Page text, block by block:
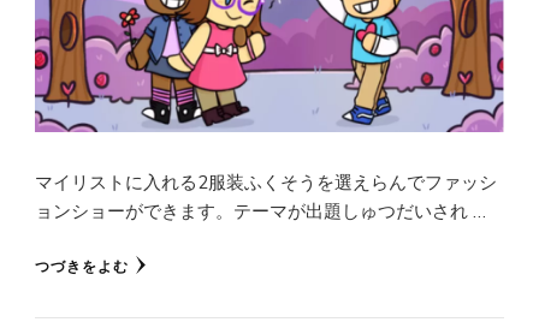
マイリストに入れる2服装ふくそうを選えらんでファッシ
ョンショーができます。テーマが出題しゅつだいされ …
つづきをよむ